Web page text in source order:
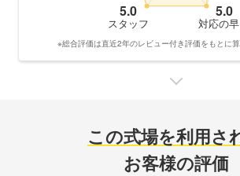
5.0
対応の早
5.0
スタッフ
※総合評価は直近2年のレビュー付き評価をもとに算
この式場を利用さ
お客様の評価